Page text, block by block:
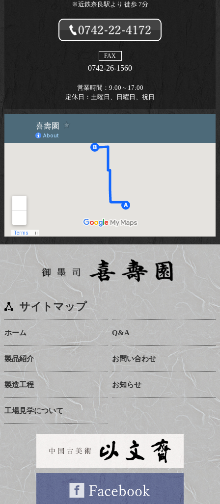
※近鉄奈良駅より 徒歩 7分
FAX
0742-26-1560
営業時間： 9:00～17:00
定休日： 土曜日、日曜日、祝日
サイトマップ
ホーム
製品紹介
製造工程
工場見学について
Q&A
お問い合わせ
お知らせ